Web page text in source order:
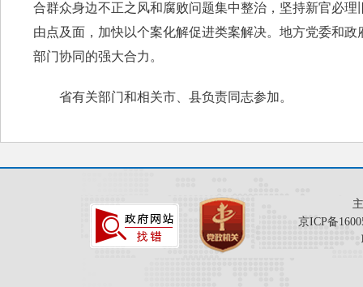
合群众身边不正之风和腐败问题集中整治，坚持新官必
由点及面，加快以个案化解促进类案解决。地方党委和
部门协同的强大合力。
省有关部门和相关市、县负责同志参加。
京ICP备